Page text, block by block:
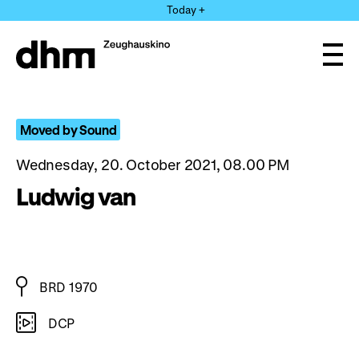
directly
the
Today +
Moved by Sound
Wednesday, 20. October 2021, 08.00 PM
Ludwig van
BRD 1970
DCP